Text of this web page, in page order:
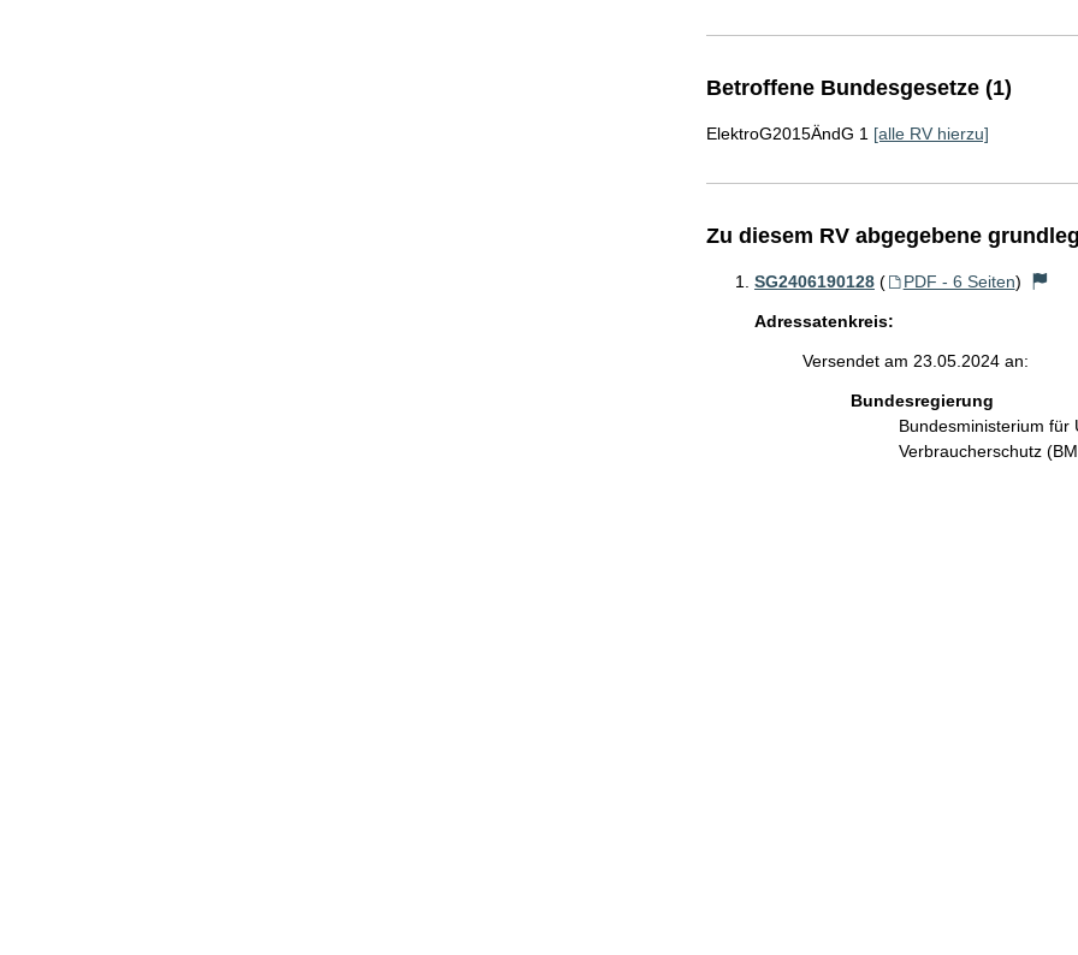
Betroffene Bundesgesetze (1)
ElektroG2015ÄndG 1 [alle RV hierzu]
Zu diesem RV abgegebene
SG2406190128 ( PDF - 6 Seiten)
Adressatenkreis:
Versendet am 23.05.2024 an:
Bundesregierung
Bundesministerium für
Verbraucherschutz